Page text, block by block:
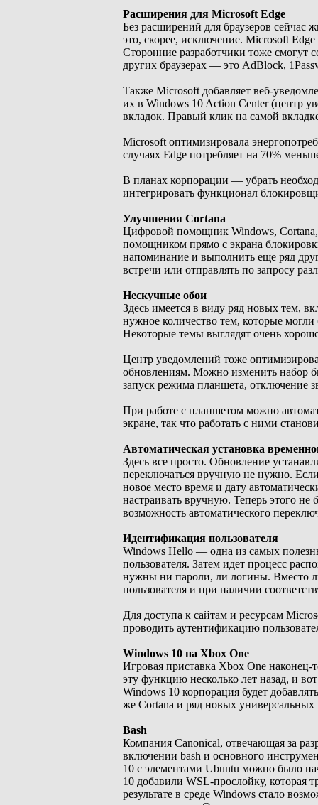
Расширения для Microsoft Edge
Без расширений для браузеров сейчас
это, скорее, исключение. Microsoft
Сторонние разработчики тоже смогут
других браузерах — это AdBlock,
Также Microsoft добавляет веб-
их в Windows 10 Action Center (центр
вкладок. Правый клик на самой
Microsoft оптимизировала
случаях Edge потребляет на 70%
В планах корпорации — убрать
интегрировать функционал
Улучшения Cortana
Цифровой помощник Windows, Cortana,
помощником прямо с экрана
напоминание и выполнить еще ряд
встречи или отправлять по запросу
Нескучные обои
Здесь имеется в виду ряд новых тем,
нужное количество тем, которые
Некоторые темы выглядят очень
Центр уведомлений тоже
обновлениям. Можно изменить набор
запуск режима планшета, отключение
При работе с планшетом можно
экране, так что работать с ними
Автоматическая установка
Здесь все просто. Обновление
переключаться вручную не нужно.
новое место время и дату
настраивать вручную. Теперь этого
возможность автоматического
Идентификация пользователя
Windows Hello — одна из самых
пользователя. Затем идет процесс
нужны ни пароли, ли логины. Вместо
пользователя и при наличии
Для доступа к сайтам и ресурсам
проводить аутентификацию
Windows 10 на Xbox One
Игровая приставка Xbox One
эту функцию несколько лет назад, и
Windows 10 корпорация будет
же Cortana и ряд новых
Bash
Компания Canonical, отвечающая за
включении bash и основного
10 с элементами Ubuntu можно было
10 добавили WSL-прослойку,
результате в среде Windows стало